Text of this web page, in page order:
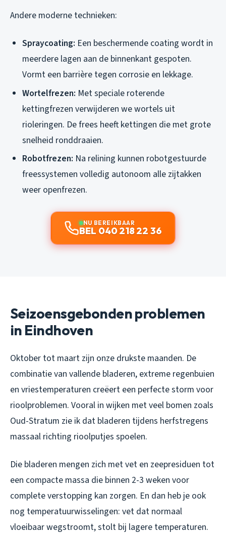
Andere moderne technieken:
Spraycoating: Een beschermende coating wordt in
meerdere lagen aan de binnenkant gespoten.
Vormt een barrière tegen corrosie en lekkage.
Wortelfrezen: Met speciale roterende
kettingfrezen verwijderen we wortels uit
rioleringen. De frees heeft kettingen die met grote
snelheid ronddraaien.
Robotfrezen: Na relining kunnen robotgestuurde
freessystemen volledig autonoom alle zijtakken
weer openfrezen.
NU BEREIKBAAR
BEL 040 218 22 36
Seizoensgebonden problemen
in Eindhoven
Oktober tot maart zijn onze drukste maanden. De
combinatie van vallende bladeren, extreme regenbuien
en vriestemperaturen creëert een perfecte storm voor
rioolproblemen. Vooral in wijken met veel bomen zoals
Oud-Stratum zie ik dat bladeren tijdens herfstregens
massaal richting rioolputjes spoelen.
Die bladeren mengen zich met vet en zeepresiduen tot
een compacte massa die binnen 2-3 weken voor
complete verstopping kan zorgen. En dan heb je ook
nog temperatuurwisselingen: vet dat normaal
vloeibaar wegstroomt, stolt bij lagere temperaturen.